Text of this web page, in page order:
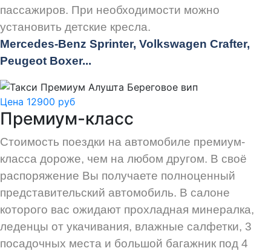
пассажиров. При необходимости можно
установить детские кресла.
Mercedes-Benz Sprinter, Volkswagen Crafter,
Peugeot Boxer...
Цена 12900 руб
Премиум-класс
Стоимость поездки на автомобиле премиум-
класса дороже, чем на любом другом. В своё
распоряжение Вы получаете полноценный
представительский автомобиль. В салоне
которого вас ожидают прохладная минералка,
леденцы от укачивания, влажные салфетки, 3
посадочных места и большой багажник под 4